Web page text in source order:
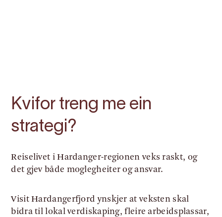
Kvifor treng me ein
strategi?
Reiselivet i Hardanger-regionen veks raskt, og
det gjev både moglegheiter og ansvar.
Visit Hardangerfjord ynskjer at veksten skal
bidra til lokal verdiskaping, fleire arbeidsplassar,